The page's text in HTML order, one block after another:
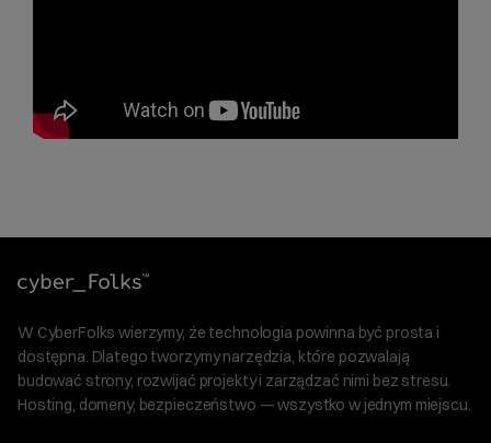
W CyberFolks wierzymy, że technologia powinna być prosta i
dostępna. Dlatego tworzymy narzędzia, które pozwalają
budować strony, rozwijać projekty i zarządzać nimi bez stresu.
Hosting, domeny, bezpieczeństwo — wszystko w jednym miejscu.